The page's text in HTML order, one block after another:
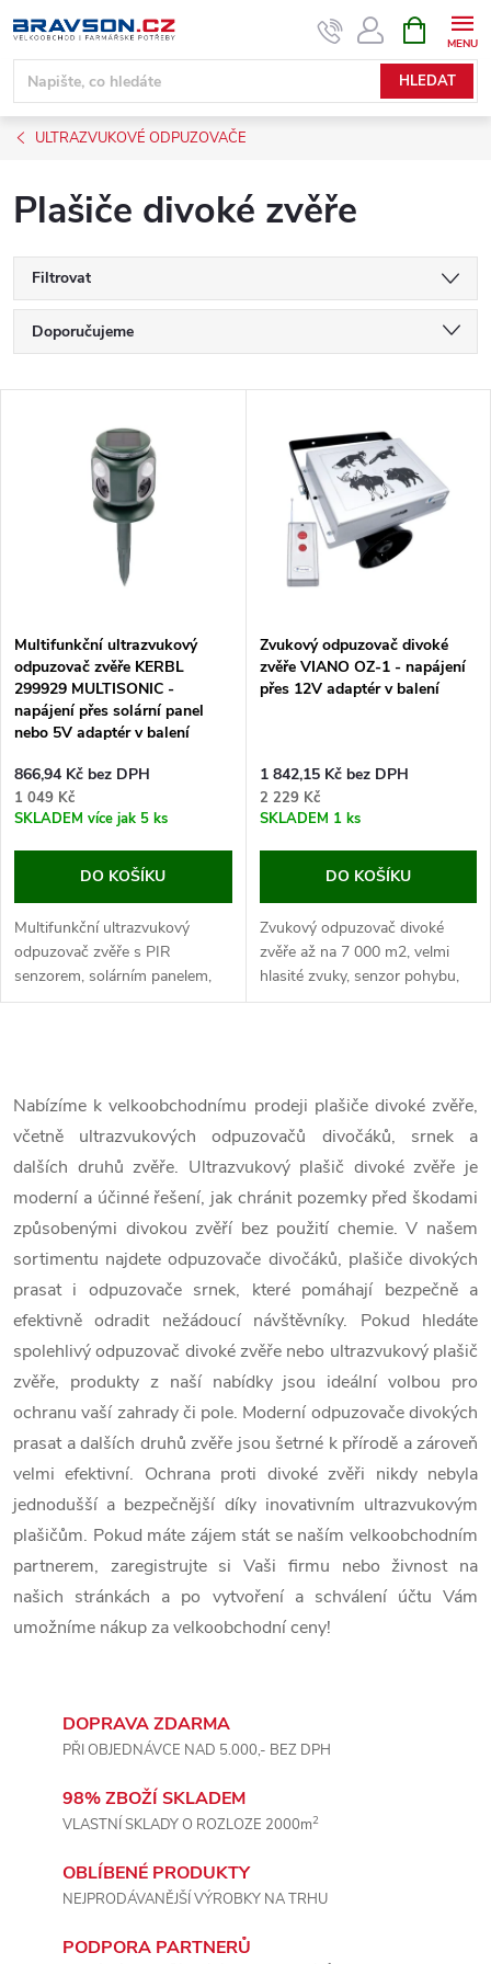
na
obsah
HLEDAT
NÁKUPNÍ
KOŠÍK
ULTRAZVUKOVÉ ODPUZOVAČE
Plašiče divoké zvěře
Filtrovat
Ř
a
p
r
o
d
k
t
Doporučujeme
Nejprodávanější
Abecedně
s
p
r
o
d
u
k
t
Multifunkční ultrazvukový
odpuzovač zvěře KERBL
299929 MULTISONIC -
napájení přes solární panel
nebo 5V adaptér v balení
866,94 Kč bez DPH
1 049 Kč
SKLADEM více jak 5 ks
DO KOŠÍKU
Multifunkční ultrazvukový
odpuzovač zvěře s PIR
senzorem, solárním panelem,
LED světlem, 5 úrovní plašení,
Zvukový odpuzovač divoké
zvěře VIANO OZ-1 - napájení
přes 12V adaptér v balení
1 842,15 Kč bez DPH
2 229 Kč
SKLADEM 1 ks
DO KOŠÍKU
Zvukový odpuzovač divoké
zvěře až na 7 000 m2, velmi
hlasité zvuky, senzor pohybu,
soumrakový režim, různé
v
l
á
d
a
c
í
p
r
v
k
y
v
Nabízíme k velkoobchodnímu prodeji plašiče divoké zvěře,
včetně ultrazvukových odpuzovačů divočáků, srnek a
dalších druhů zvěře. Ultrazvukový plašič divoké zvěře je
moderní a účinné řešení, jak chránit pozemky před škodami
způsobenými divokou zvěří bez použití chemie. V našem
sortimentu najdete odpuzovače divočáků, plašiče divokých
prasat i odpuzovače srnek, které pomáhají bezpečně a
efektivně odradit nežádoucí návštěvníky. Pokud hledáte
spolehlivý odpuzovač divoké zvěře nebo ultrazvukový plašič
zvěře, produkty z naší nabídky jsou ideální volbou pro
ochranu vaší zahrady či pole. Moderní odpuzovače divokých
prasat a dalších druhů zvěře jsou šetrné k přírodě a zároveň
velmi efektivní. Ochrana proti divoké zvěři nikdy nebyla
jednodušší a bezpečnější díky inovativním ultrazvukovým
plašičům. Pokud máte zájem stát se naším velkoobchodním
partnerem, zaregistrujte si Vaši firmu nebo živnost na
našich stránkách a po vytvoření a schválení účtu Vám
umožníme nákup za velkoobchodní ceny!
DOPRAVA ZDARMA
PŘI OBJEDNÁVCE NAD 5.000,- BEZ DPH
98% ZBOŽÍ SKLADEM
VLASTNÍ SKLADY O ROZLOZE 2000m2
OBLÍBENÉ PRODUKTY
NEJPRODÁVANĚJŠÍ VÝROBKY NA TRHU
PODPORA PARTNERŮ